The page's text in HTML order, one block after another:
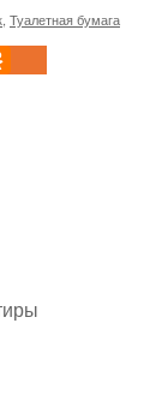
Туалетная бумага